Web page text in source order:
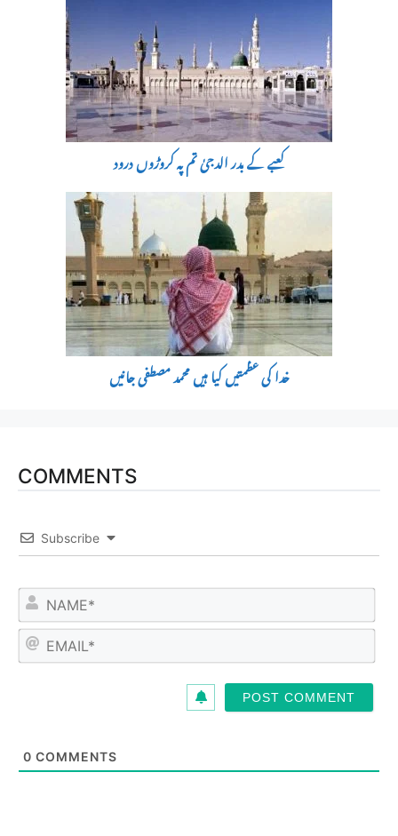
کعبے کے بدر الدجیٰ تم پہ کروڑوں درود
خدا کی عظمتیں کیا ہیں محمد مصطفی جانیں
COMMENTS
Subscribe
N
m
*
E
0 COMMENTS